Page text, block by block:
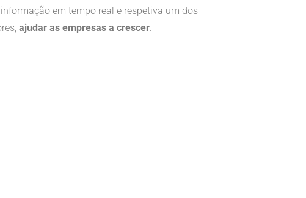
em tempo real e respetiva um dos
ajudar as empresas a crescer.